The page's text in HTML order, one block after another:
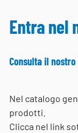
Entra nel
Consulta il
Nel catalogo
prodotti.
Clicca nel link